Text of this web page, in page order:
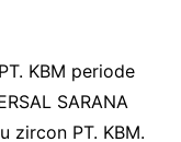
KBM periode
SARANA
zircon PT. KBM.